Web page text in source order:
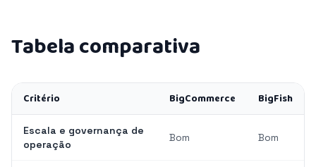
Tabela comparativa
Critério BigCommerce BigFish
Escala e governança de
operação
Bom Bom